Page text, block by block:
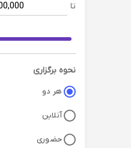
تا
نحوه برگزاری
هر دو
آنلاین
حضوری